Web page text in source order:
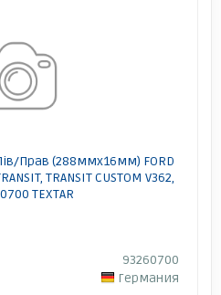
Прав (288ммx16мм) FORD
TRANSIT CUSTOM V362,
TEXTAR
93260700
Германия